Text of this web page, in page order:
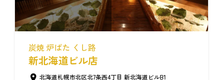
炭焼 炉ばた くし路
新北海道ビル店
北海道札幌市北区北7条西4丁目 新北海道ビルB1